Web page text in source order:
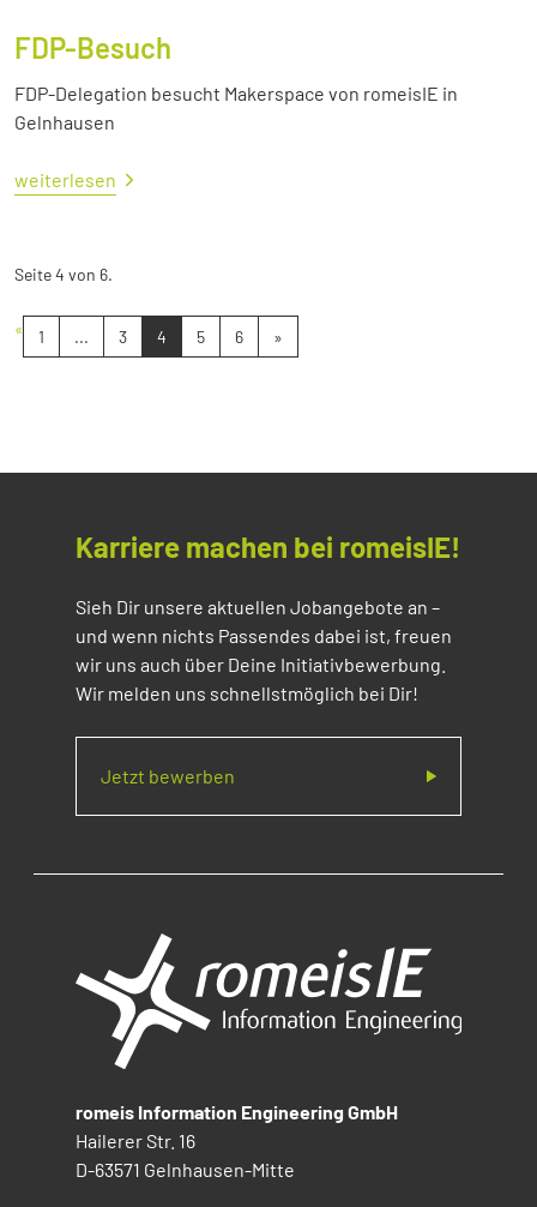
FDP-Besuch
FDP-Delegation besucht Makerspace von romeisIE in
Gelnhausen
weiterlesen
Seite 4 von 6.
« 1 ... 3 4 5 6 »
Karriere machen bei romeisIE!
Sieh Dir unsere aktuellen Jobangebote an –
und wenn nichts Passendes dabei ist, freuen
wir uns auch über Deine Initiativbewerbung.
Wir melden uns schnellstmöglich bei Dir!
Jetzt bewerben
romeis Information Engineering GmbH
Hailerer Str. 16
D-63571 Gelnhausen-Mitte